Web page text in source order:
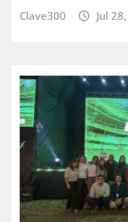
Clave300 Jul